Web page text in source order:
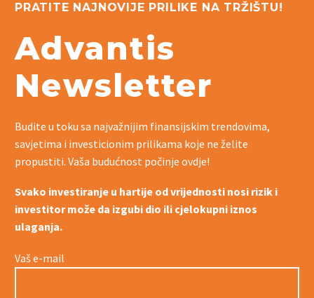
PRATITE NAJNOVIJE PRILIKE NA TRŽIŠTU!
Advantis
Newsletter
Budite u toku sa najvažnijim finansijskim trendovima,
savjetima i investicionim prilikama koje ne želite
propustiti. Vaša budućnost počinje ovdje!
Svako investiranje u hartije od vrijednosti nosi rizik i
investitor može da izgubi dio ili cjelokupni iznos
ulaganja.
Vaš e-mail